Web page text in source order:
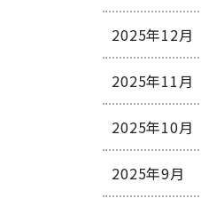
2025年12月
2025年11月
2025年10月
2025年9月